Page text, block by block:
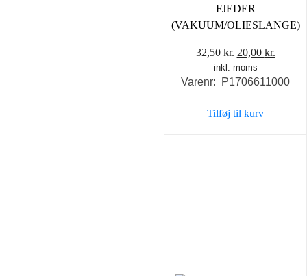
FJEDER
(VAKUUM/OLIESLANGE)
32,50kr. Den
oprindelige
pris
32,50 kr..
20,00 kr.
pris
inkl. moms
Varenr: P1706611000
Tilføj til kurv